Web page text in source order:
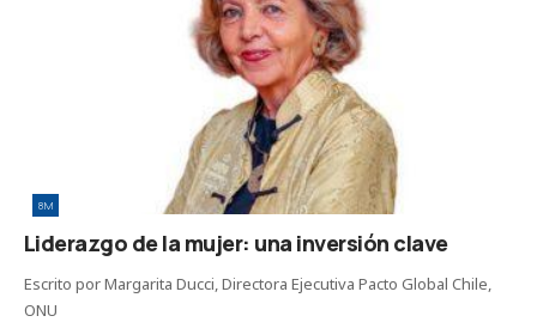
8M
Liderazgo de la mujer: una inversión clave
Escrito por Margarita Ducci, Directora Ejecutiva Pacto Global Chile,
ONU